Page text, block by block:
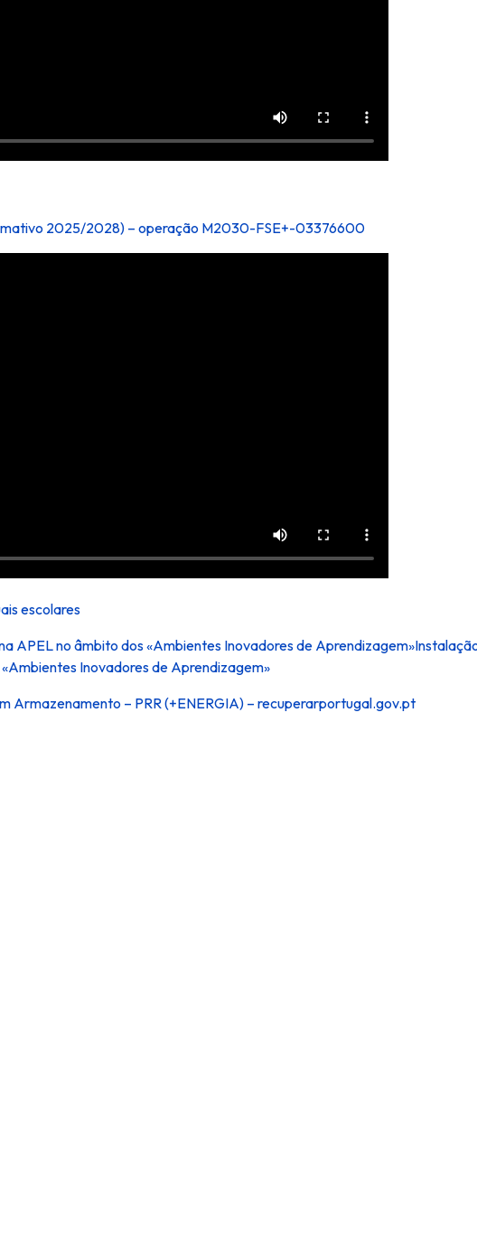
2025/2028) – operação M2030-FSE+-03376600
escolares
APEL no âmbito dos «Ambientes Inovadores de
Inovadores de Aprendizagem»
Armazenamento – PRR (+ENERGIA) – recuperarportugal.gov.pt